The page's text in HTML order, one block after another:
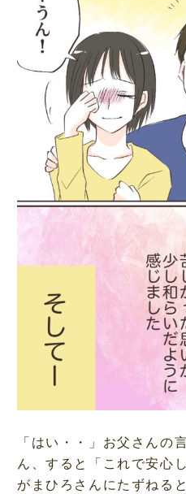
「はい・・」お父さんの
ん、すると「これで安心
がまひろさんにたずねる